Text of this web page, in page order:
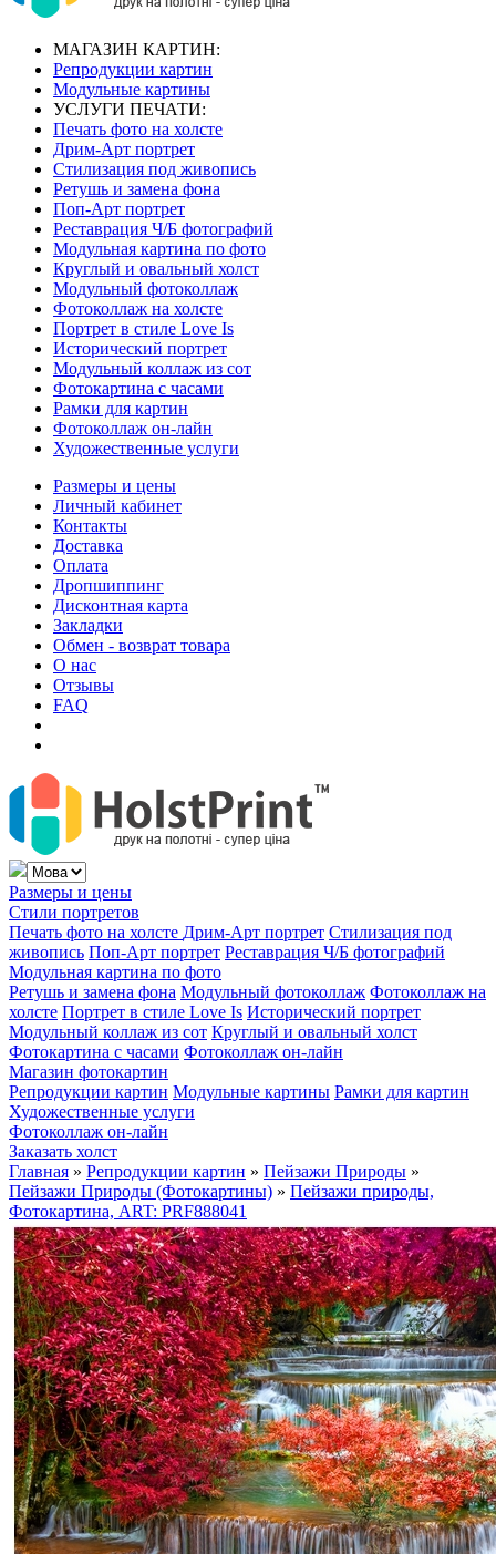
МАГАЗИН КАРТИН:
Репродукции картин
Модульные картины
УСЛУГИ ПЕЧАТИ:
Печать фото на холсте
Дрим-Арт портрет
Стилизация под живопись
Ретушь и замена фона
Поп-Арт портрет
Реставрация Ч/Б фотографий
Модульная картина по фото
Круглый и овальный холст
Модульный фотоколлаж
Фотоколлаж на холсте
Портрет в стиле Love Is
Исторический портрет
Модульный коллаж из сот
Фотокартина с часами
Рамки для картин
Фотоколлаж он-лайн
Художественные услуги
Размеры и цены
Личный кабинет
Контакты
Доставка
Оплата
Дропшиппинг
Дисконтная карта
Закладки
Обмен - возврат товара
О нас
Отзывы
FAQ
Размеры и цены
Стили портретов
Печать фото на холсте Дрим-Арт портрет Стилизация под
живопись Поп-Арт портрет Реставрация Ч/Б фотографий
Модульная картина по фото
Ретушь и замена фона Модульный фотоколлаж Фотоколлаж на
холсте Портрет в стиле Love Is Исторический портрет
Модульный коллаж из сот Круглый и овальный холст
Фотокартина с часами Фотоколлаж он-лайн
Магазин фотокартин
Репродукции картин Модульные картины Рамки для картин
Художественные услуги
Фотоколлаж он-лайн
Заказать холст
Главная » Репродукции картин » Пейзажи Природы »
Пейзажи Природы (Фотокартины) » Пейзажи природы,
Фотокартина, ART: PRF888041